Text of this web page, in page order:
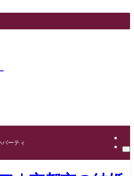
ーティーも開催。再婚や中高年でも大丈夫で